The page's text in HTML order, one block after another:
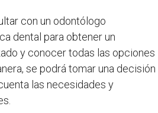
con un odontólogo
dental para obtener un
y conocer todas las opciones
se podrá tomar una decisión
las necesidades y